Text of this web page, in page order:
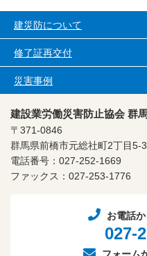
建災防について
修了証再交付
災害事例
建設業労働災害防止協会 群
〒371-0846
群馬県前橋市元総社町2丁目
電話番号：027-252-1669
ファックス：027-253-1776
お電話
027-